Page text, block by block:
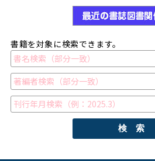
書籍を対象に検索できます。
検 索